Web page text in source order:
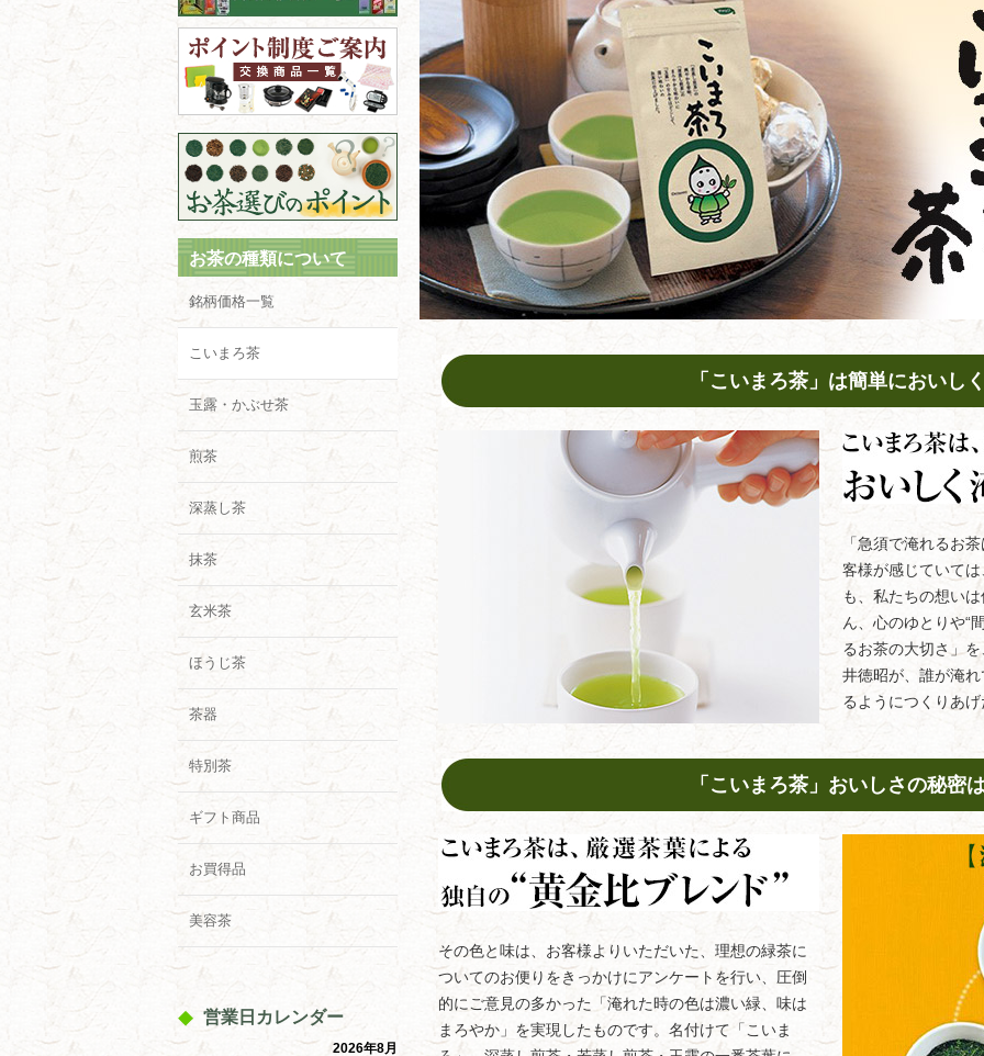
お茶の種類について
銘柄価格一覧
こいまろ茶
玉露・かぶせ茶
煎茶
深蒸し茶
抹茶
玄米茶
ほうじ茶
茶器
特別茶
ギフト商品
お買得品
美容茶
営業日カレンダー
2026年8月
「こいまろ茶」は簡単においし
「急須で淹れるお
客様が感じていて
も、私たちの想い
ん、心のゆとりや“
るお茶の大切さ」
井徳昭が、誰が淹
るようにつくりあ
「こいまろ茶」おいしさの秘密
その色と味は、お客様よりいただいた、理想の緑茶に
ついてのお便りをきっかけにアンケートを行い、圧倒
的にご意見の多かった「淹れた時の色は濃い緑、味は
まろやか」を実現したものです。名付けて「こいま